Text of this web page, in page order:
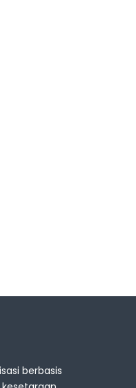
berbasis